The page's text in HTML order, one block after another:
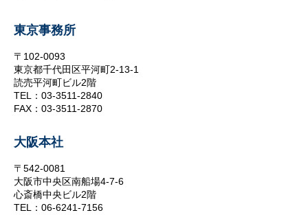
東京事務所
〒102-0093
東京都千代田区平河町2-13-1
読売平河町ビル2階
TEL：03-3511-2840
FAX：03-3511-2870
大阪本社
〒542-0081
大阪市中央区南船場4-7-6
心斎橋中央ビル2階
TEL：06-6241-7156